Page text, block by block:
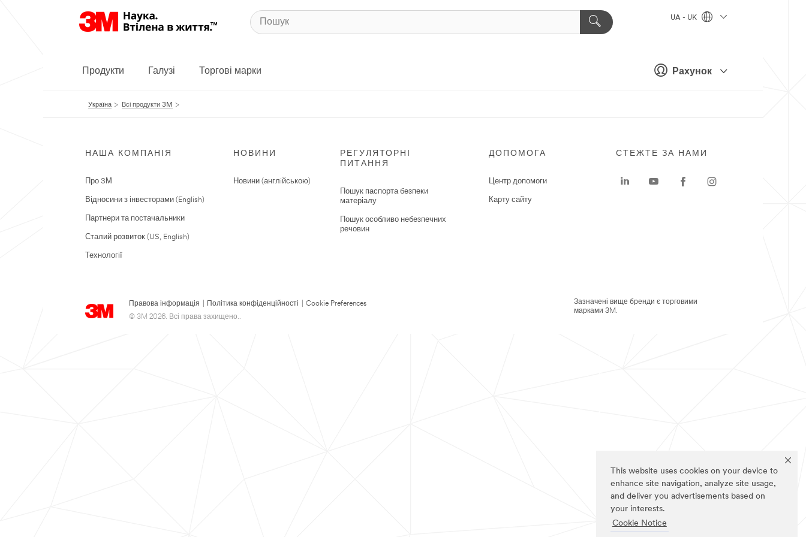
This website uses cookies on your device to
enhance site navigation, analyze site usage,
and deliver you advertisements based on
your interests.
Cookie Notice
Рахунок
UA - UK
Продукти Галузі Торгові марки
Україна Всі продукти 3M
НАША КОМПАНІЯ
Про 3М
Відносини з інвесторами (English)
Партнери та постачальники
Сталий розвиток (US, English)
Технології
НОВИНИ
Новини (англiйською)
РЕГУЛЯТОРНІ
ПИТАННЯ
Пошук паспорта безпеки
матеріалу
Пошук особливо небезпечних
речовин
ДОПОМОГА
Центр допомоги
Карту сайту
Правова інформація Політика конфіденційності
Cookie Preferences
© 3M 2026. Всі права захищено..
СТЕЖТЕ ЗА НАМИ
Зазначені вище бренди є торговими
марками 3M.